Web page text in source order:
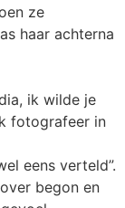
ze
haar achterna
ik wilde je
fotografeer in
eens verteld”.
begon en